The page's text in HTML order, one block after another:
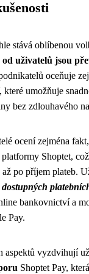
stává oblíbenou
od uživatelů jsou
oceňuje
, které umožňuje
bez zdlouhavého
ocení zejména
Shoptet,
až po příjem plateb.
bankovnictví a
Pay.
aspektů vyzdvihují
Shoptet Pay,